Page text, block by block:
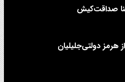
صداقت‌کیش